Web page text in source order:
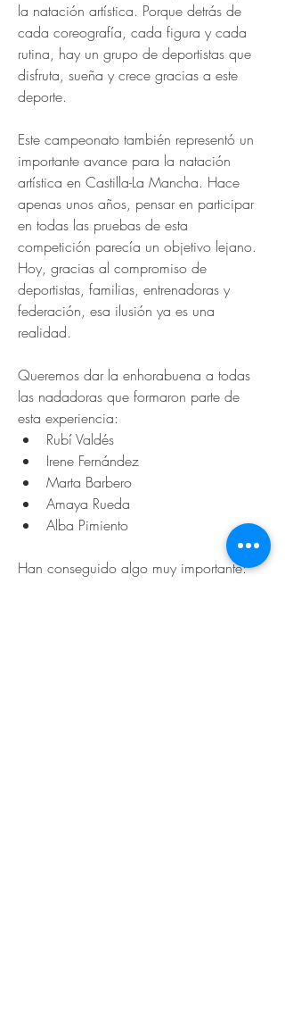
la natación artística. Porque detrás de
cada coreografía, cada figura y cada
rutina, hay un grupo de deportistas que
disfruta, sueña y crece gracias a este
deporte.
Este campeonato también representó un
importante avance para la natación
artística en Castilla-La Mancha. Hace
apenas unos años, pensar en participar
en todas las pruebas de esta
competición parecía un objetivo lejano.
Hoy, gracias al compromiso de
deportistas, familias, entrenadoras y
federación, esa ilusión ya es una
realidad.
Queremos dar la enhorabuena a todas
las nadadoras que formaron parte de
esta experiencia:
Rubí Valdés
Irene Fernández
Marta Barbero
Amaya Rueda
Alba Pimiento
Han conseguido algo muy importante: